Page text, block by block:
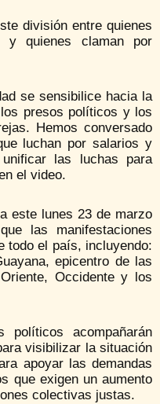
división entre quienes
y quienes claman por
se sensibilice hacia la
presos políticos y los
Hemos conversado
luchan por salarios y
las luchas para
el video.
este lunes 23 de marzo
las manifestaciones
todo el país, incluyendo:
epicentro de las
Occidente y los
acompañarán
visibilizar la situación
apoyar las demandas
que exigen un aumento
colectivas justas.